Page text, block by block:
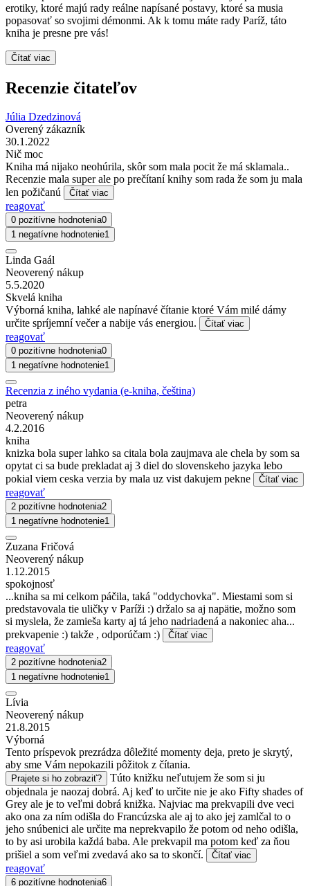
erotiky, ktoré majú rady reálne napísané postavy, ktoré sa musia
popasovať so svojimi démonmi. Ak k tomu máte rady Paríž, táto
kniha je presne pre vás!
Čítať viac
Recenzie čitateľov
Júlia Dzedzinová
Overený zákazník
30.1.2022
Nič moc
Kniha má nijako neohúrila, skôr som mala pocit že má sklamala..
Recenzie mala super ale po prečítaní knihy som rada že som ju mala
len požičanú
Čítať viac
reagovať
0 pozitívne hodnotenia0
1 negatívne hodnotenie1
Linda Gaál
Neoverený nákup
5.5.2020
Skvelá kniha
Výborná kniha, lahké ale napínavé čítanie ktoré Vám milé dámy
určite spríjemní večer a nabije vás energiou.
Čítať viac
reagovať
0 pozitívne hodnotenia0
1 negatívne hodnotenie1
Recenzia z iného vydania (e-kniha, čeština)
petra
Neoverený nákup
4.2.2016
kniha
knizka bola super lahko sa citala bola zaujmava ale chela by som sa
opytat ci sa bude prekladat aj 3 diel do slovenskeho jazyka lebo
pokial viem ceska verzia by mala uz vist dakujem pekne
Čítať viac
reagovať
2 pozitívne hodnotenia2
1 negatívne hodnotenie1
Zuzana Fričová
Neoverený nákup
1.12.2015
spokojnosť
...kniha sa mi celkom páčila, taká "oddychovka". Miestami som si
predstavovala tie uličky v Paríži :) držalo sa aj napätie, možno som
si myslela, že zamieša karty aj tá jeho nadriadená a nakoniec aha...
prekvapenie :) takže , odporúčam :)
Čítať viac
reagovať
2 pozitívne hodnotenia2
1 negatívne hodnotenie1
Lívia
Neoverený nákup
21.8.2015
Výborná
Tento príspevok prezrádza dôležité momenty deja, preto je skrytý,
aby sme Vám nepokazili pôžitok z čítania.
Prajete si ho zobraziť?
Túto knižku neľutujem že som si ju
objednala je naozaj dobrá. Aj keď to určite nie je ako Fifty shades of
Grey ale je to veľmi dobrá knižka. Najviac ma prekvapili dve veci
ako ona za ním odišla do Francúzska ale aj to ako jej zamlčal to o
jeho snúbenici ale určite ma neprekvapilo že potom od neho odišla,
to by asi urobila každá baba. Ale prekvapil ma potom keď za ňou
prišiel a som veľmi zvedavá ako sa to skončí.
Čítať viac
reagovať
6 pozitívne hodnotenia6